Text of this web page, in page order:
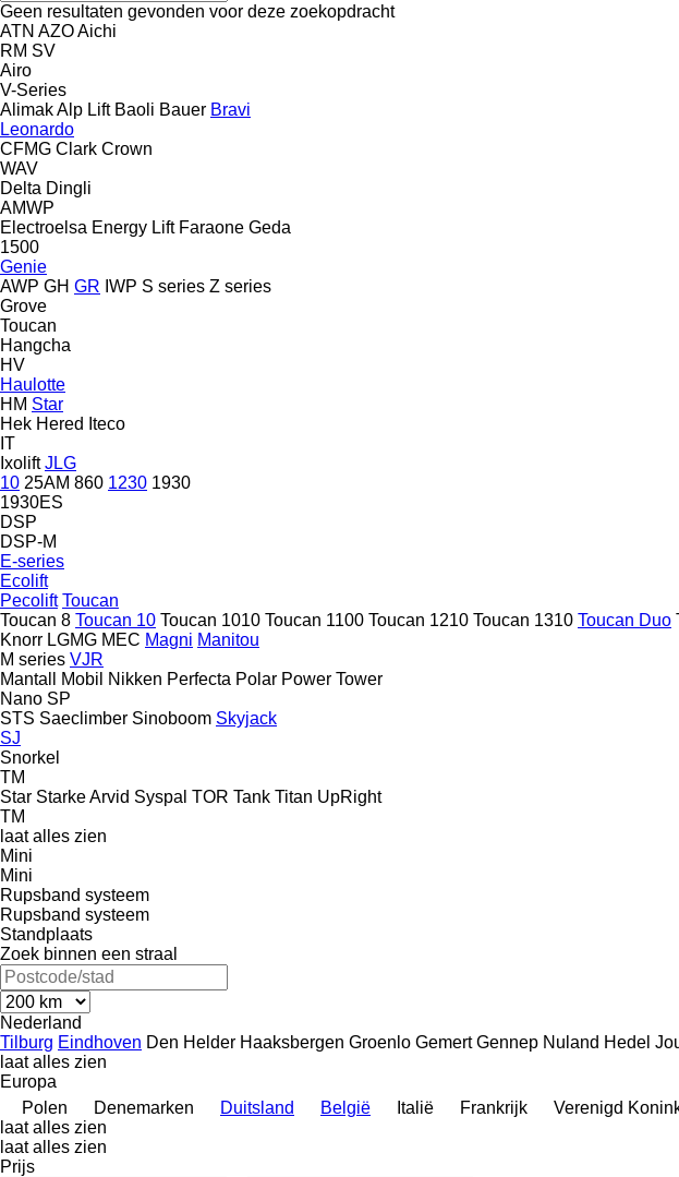
Geen resultaten gevonden voor deze zoekopdracht
ATN AZOAichi
RM SV
Airo
V-Series
AlimakAlp Lift Baoli Bauer Bravi
Leonardo
CFMG Clark Crown
WAV
Delta Dingli
AMWP
Electroelsa Energy Lift Faraone Geda
1500
Genie
AWP GH GR IWP S series Z series
Grove
Toucan
Hangcha
HV
Haulotte
HM Star
Hek Hered Iteco
IT
Ixolift JLG
10 25AM 860 1230 1930
1930ES
DSP
DSP-M
E-series
Ecolift
Pecolift Toucan
Toucan 8 Toucan 10 Toucan 1010 Toucan 1100 Toucan 1210 Toucan 1310 Toucan Duo
Knorr LGMG MEC Magni Manitou
M series VJR
Mantall
Mobil Nikken Perfecta Polar Power Tower
Nano SP
STS Saeclimber Sinoboom Skyjack
SJ
Snorkel
TM
Star Starke Arvid Syspal TOR Tank Titan UpRight
TM
laat alles zien
Mini
Mini
Rupsband systeem
Rupsband systeem
Standplaats
Zoek binnen een straal
Nederland
Tilburg Eindhoven Den Helder Haaksbergen Groenlo Gemert Gennep Nuland Hedel
laat alles zien
Europa
Polen
Denemarken Duitsland België Italië Frankrijk Verenigd
laat alles zien
laat alles zien
Prijs